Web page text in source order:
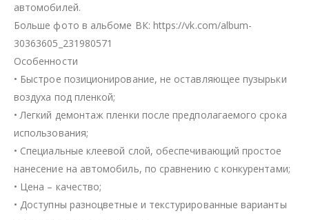
автомобилей.
Больше фото в альбоме ВК: https://vk.com/album-
30363605_231980571
Особенности
• Быстрое позиционирование, не оставляющее пузырьки
воздуха под пленкой;
• Легкий демонтаж пленки после предполагаемого срока
использования;
• Специальные клеевой слой, обеспечивающий простое
нанесение на автомобиль, по сравнению с конкурентами;
• Цена – качество;
• Доступны разноцветные и текстурированные варианты